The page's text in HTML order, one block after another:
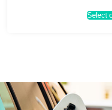
Select